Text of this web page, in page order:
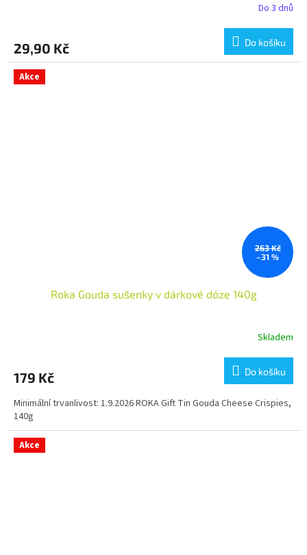
Do 3 dnů
29,90 Kč Do košíku
Akce
263 Kč
–31 %
Roka Gouda sušenky v dárkové dóze 140g
Skladem
179 Kč Do košíku
Minimální trvanlivost: 1.9.2026 ROKA Gift Tin Gouda Cheese Crispies,
140g
Akce